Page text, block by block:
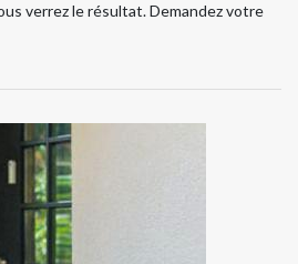
verrez le résultat. Demandez votre